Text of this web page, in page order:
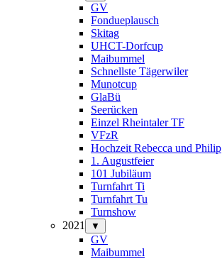
GV
Fondueplausch
Skitag
UHCT-Dorfcup
Maibummel
Schnellste Tägerwiler
Munotcup
GlaBü
Seerücken
Einzel Rheintaler TF
VFzR
Hochzeit Rebecca und Philip
1. Augustfeier
101 Jubiläum
Turnfahrt Ti
Turnfahrt Tu
Turnshow
2021
▼
GV
Maibummel